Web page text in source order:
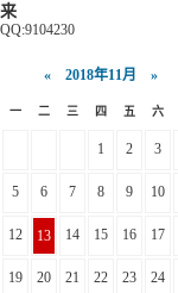
来
QQ:9104230
« 2018年11月 »
一 二 三 四 五 六
1 2 3
5 6 7 8 9 10
12 13 14 15 16 17
19 20 21 22 23 24